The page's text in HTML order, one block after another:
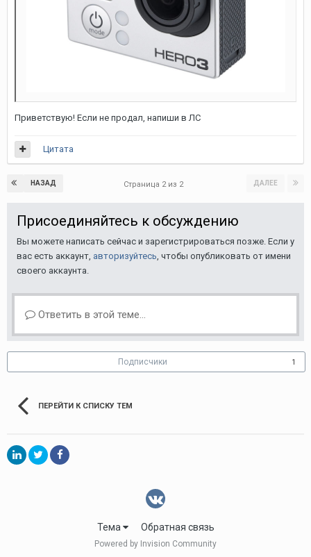
Приветствую! Если не продал, напиши в ЛС
Цитата
НАЗАД ДАЛЕЕ
Страница 2 из 2
Присоединяйтесь к обсуждению
Вы можете написать сейчас и зарегистрироваться позже. Если у
вас есть аккаунт, авторизуйтесь, чтобы опубликовать от имени
своего аккаунта.
Ответить в этой теме...
Подписчики 1
ПЕРЕЙТИ К СПИСКУ ТЕМ
Тема Обратная связь
Powered by Invision Community